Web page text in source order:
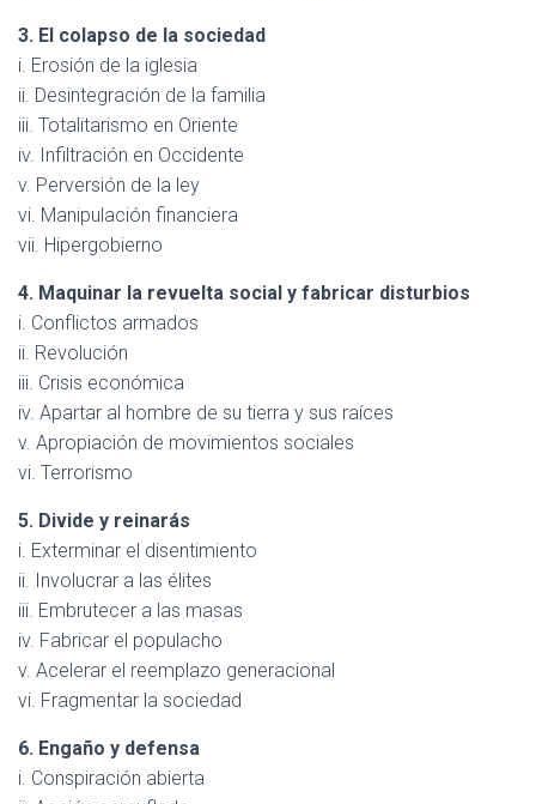
3. El colapso de la sociedad
i. Erosión de la iglesia
ii. Desintegración de la familia
iii. Totalitarismo en Oriente
iv. Infiltración en Occidente
v. Perversión de la ley
vi. Manipulación financiera
vii. Hipergobierno
4. Maquinar la revuelta social y fabricar disturbios
i. Conflictos armados
ii. Revolución
iii. Crisis económica
iv. Apartar al hombre de su tierra y sus raíces
v. Apropiación de movimientos sociales
vi. Terrorismo
5. Divide y reinarás
i. Exterminar el disentimiento
ii. Involucrar a las élites
iii. Embrutecer a las masas
iv. Fabricar el populacho
v. Acelerar el reemplazo generacional
vi. Fragmentar la sociedad
6. Engaño y defensa
i. Conspiración abierta